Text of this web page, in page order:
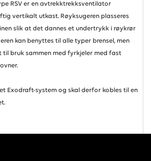
RSV er en avtrekktrekksventilator
vertikalt utkast. Røyksugeren plasseres
slik at det dannes et undertrykk i røykrør
kan benyttes til alle typer brensel, men
bruk sammen med fyrkjeler med fast
Exodraft-system og skal derfor kobles til en